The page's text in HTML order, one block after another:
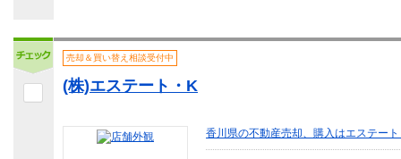
売却＆買い替え相談受付中
(株)エステート・K
香川県の不動産売却、購入はエステー